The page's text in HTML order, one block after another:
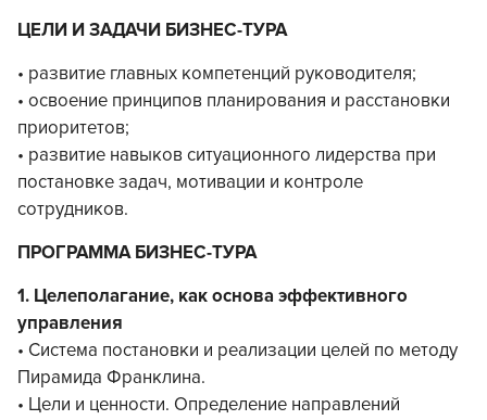
ЦЕЛИ И ЗАДАЧИ БИЗНЕС-ТУРА
• развитие главных компетенций руководителя;
• освоение принципов планирования и расстановки
приоритетов;
• развитие навыков ситуационного лидерства при
постановке задач, мотивации и контроле
сотрудников.
ПРОГРАММА БИЗНЕС-ТУРА
1. Целеполагание, как основа эффективного
управления
• Система постановки и реализации целей по методу
Пирамида Франклина.
• Цели и ценности. Определение направлений